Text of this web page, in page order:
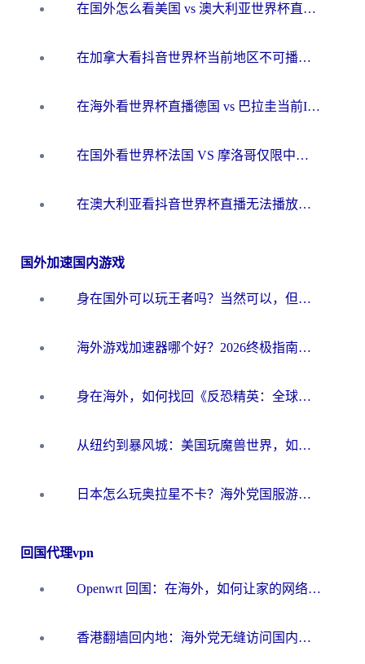
在国外怎么看美国 vs 澳大利亚世界杯直播？海外党必藏的中文解说观赛指南
在加拿大看抖音世界杯当前地区不可播放？海外党体育观赛终极指南
在海外看世界杯直播德国 vs 巴拉圭当前IP受限制？这篇指南帮你轻松解决地区限制
在国外看世界杯法国 VS 摩洛哥仅限中国大陆？别让地域限制拦下你的欢呼
在澳大利亚看抖音世界杯直播无法播放？海外党体育观赛终极指南来了！
国外加速国内游戏
身在国外可以玩王者吗？当然可以，但你需要这份“加速”指南
海外游戏加速器哪个好？2026终极指南帮你畅玩国服+解决卡顿难题
身在海外，如何找回《反恐精英：全球攻势》国服的丝滑手感？一份给你的终极指南
从纽约到暴风城：美国玩魔兽世界，如何找到你的最佳网络航线
日本怎么玩奥拉星不卡？海外党国服游戏加速器选择全攻略
回国代理vpn
Openwrt 回国：在海外，如何让家的网络触手可及
香港翻墙回内地：海外党无缝访问国内资源的加速器选择全攻略